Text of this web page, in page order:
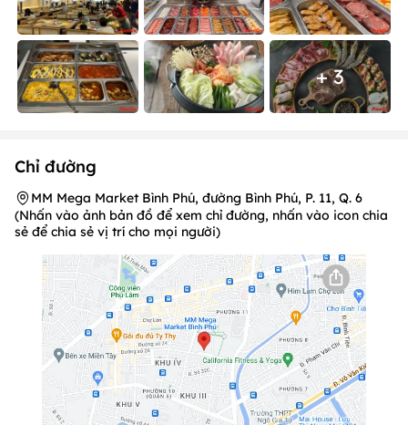
+ 3
Chỉ đường
MM Mega Market Bình Phú, đường Bình Phú, P. 11, Q. 6
(Nhấn vào ảnh bản đồ để xem chỉ đường, nhấn vào icon chia
sẻ để chia sẻ vị trí cho mọi người)